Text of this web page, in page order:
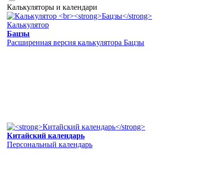
Калькуляторы и календари
Калькулятор
Бацзы
Расширенная версия калькулятора Бацзы
Китайский календарь
Персональный календарь